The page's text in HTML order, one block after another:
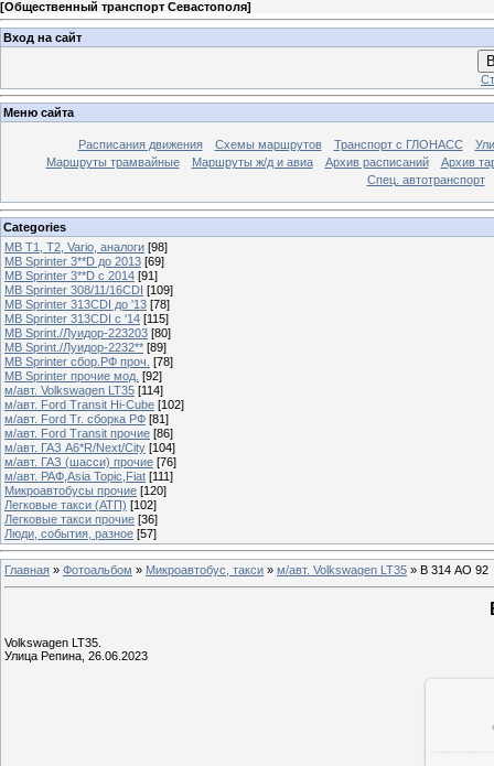
[Общественный транспорт Севастополя]
Вход на сайт
Меню сайта
Расписания движения Схемы маршрутов Транспорт с ГЛОНАСС
Маршруты трамвайные
Маршруты ж/д и авиа Архив расписаний
Архив
Спец. автотранспорт
Categories
MB T1, T2, Vario, аналоги [98]
MB Sprinter 3**D до 2013 [69]
MB Sprinter 3**D с 2014 [91]
MB Sprinter 308/11/16CDI [109]
MB Sprinter 313CDI до '13 [78]
MB Sprinter 313CDI с '14 [115]
MB Sprint./Луидор-223203 [80]
MB Sprint./Луидор-2232** [89]
MB Sprinter сбор.РФ проч. [78]
MB Sprinter прочие мод. [92]
м/авт. Volkswagen LT35 [114]
м/авт. Ford Transit Hi-Cube [102]
м/авт. Ford Tr. сборка РФ [81]
м/авт. Ford Transit прочие [86]
м/авт. ГАЗ A6*R/Next/City [104]
м/авт. ГАЗ (шасси) прочие [76]
м/авт. РАФ,Asia Topic,Fiat [111]
Микроавтобусы прочие [120]
Легковые такси (АТП) [102]
Легковые такси прочие [36]
Люди, события, разное [57]
Главная » Фотоальбом » Микроавтобус, такси » м/авт. Volkswagen LT35 » В 314 АО 92
Volkswagen LT35.
Улица Репина, 26.06.2023